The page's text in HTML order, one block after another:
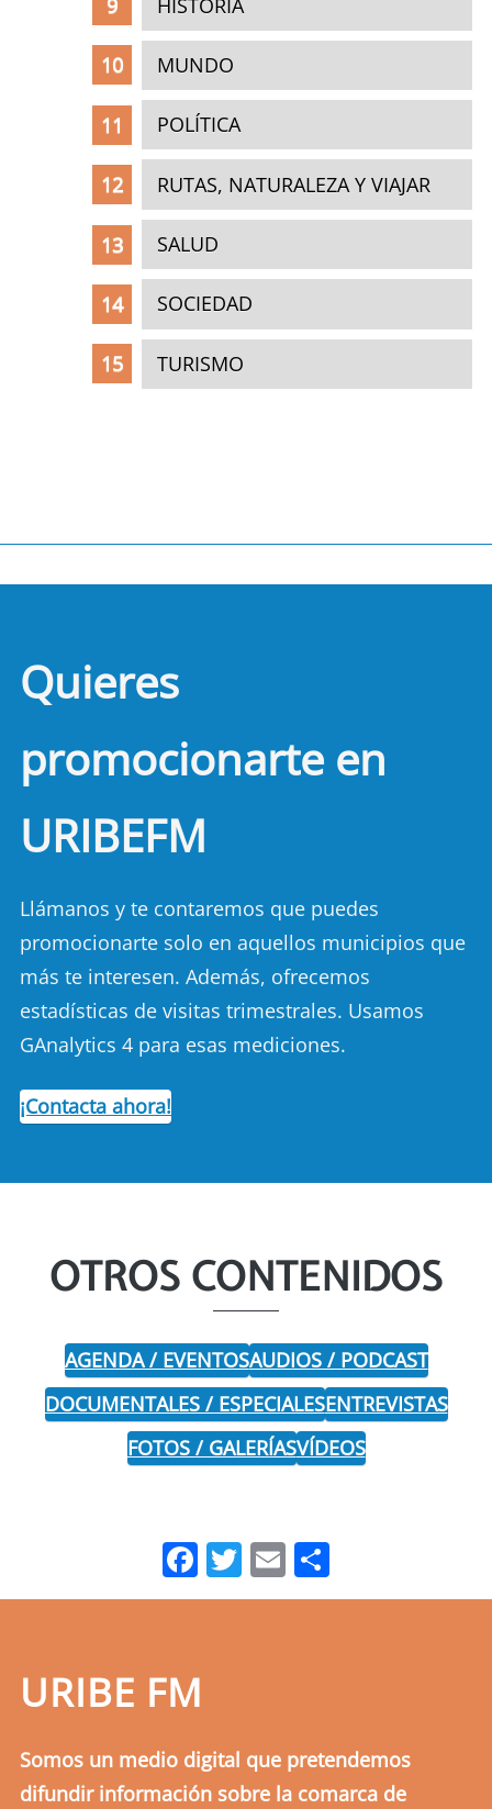
MUNDO
POLÍTICA
RUTAS, NATURALEZA Y VIAJAR
SALUD
SOCIEDAD
TURISMO
Quieres
promocionarte en
URIBEFM
Llámanos y te contaremos que puedes
promocionarte solo en aquellos municipios que
más te interesen. Además, ofrecemos
estadísticas de visitas trimestrales. Usamos
GAnalytics 4 para esas mediciones.
¡Contacta ahora!
OTROS CONTENIDOS
AGENDA / EVENTOSAUDIOS / PODCAST
DOCUMENTALES / ESPECIALESENTREVISTAS
FOTOS / GALERÍASVÍDEOS
Facebook
Twitter
Email
URIBE FM
Somos un medio digital que pretendemos
difundir información sobre la comarca de